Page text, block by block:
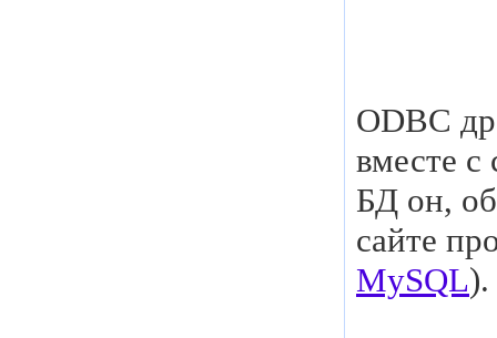
ODBC
вместе
БД он,
сайте
MySQL).